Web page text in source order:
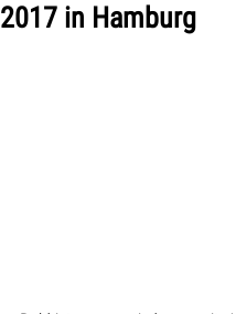
2017 in Hamburg